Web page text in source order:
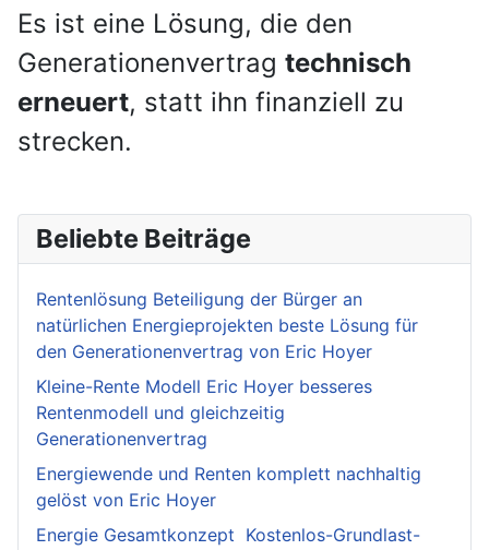
Es ist eine Lösung, die den
Generationenvertrag technisch
erneuert, statt ihn finanziell zu
strecken.
Beliebte Beiträge
Rentenlösung Beteiligung der Bürger an
natürlichen Energieprojekten beste Lösung für
den Generationenvertrag von Eric Hoyer
Kleine-Rente Modell Eric Hoyer besseres
Rentenmodell und gleichzeitig
Generationenvertrag
Energiewende und Renten komplett nachhaltig
gelöst von Eric Hoyer
Energie Gesamtkonzept Kostenlos-Grundlast-